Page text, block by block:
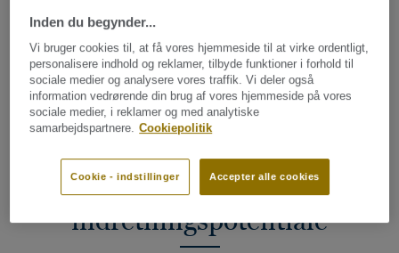
Uendeligt
indretningspotentiale
Inden du begynder...
Vi bruger cookies til, at få vores hjemmeside til at virke ordentligt,
personalisere indhold og reklamer, tilbyde funktioner i forhold til
sociale medier og analysere vores traffik. Vi deler også
information vedrørende din brug af vores hjemmeside på vores
sociale medier, i reklamer og med analytiske
samarbejdspartnere. Cookiepolitik
Accepter alle cookies
Cookie - indstillinger